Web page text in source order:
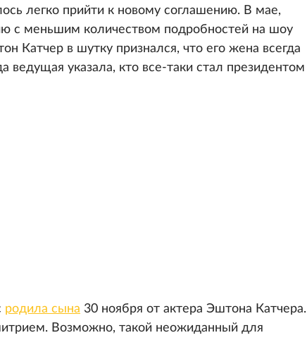
легко прийти к новому соглашению. В мае,
с меньшим количеством подробностей на шоу
Катчер в шутку признался, что его жена всегда
ведущая указала, кто все-таки стал президентом
родила сына 30 ноября от актера Эштона Катчера.
Возможно, такой неожиданный для